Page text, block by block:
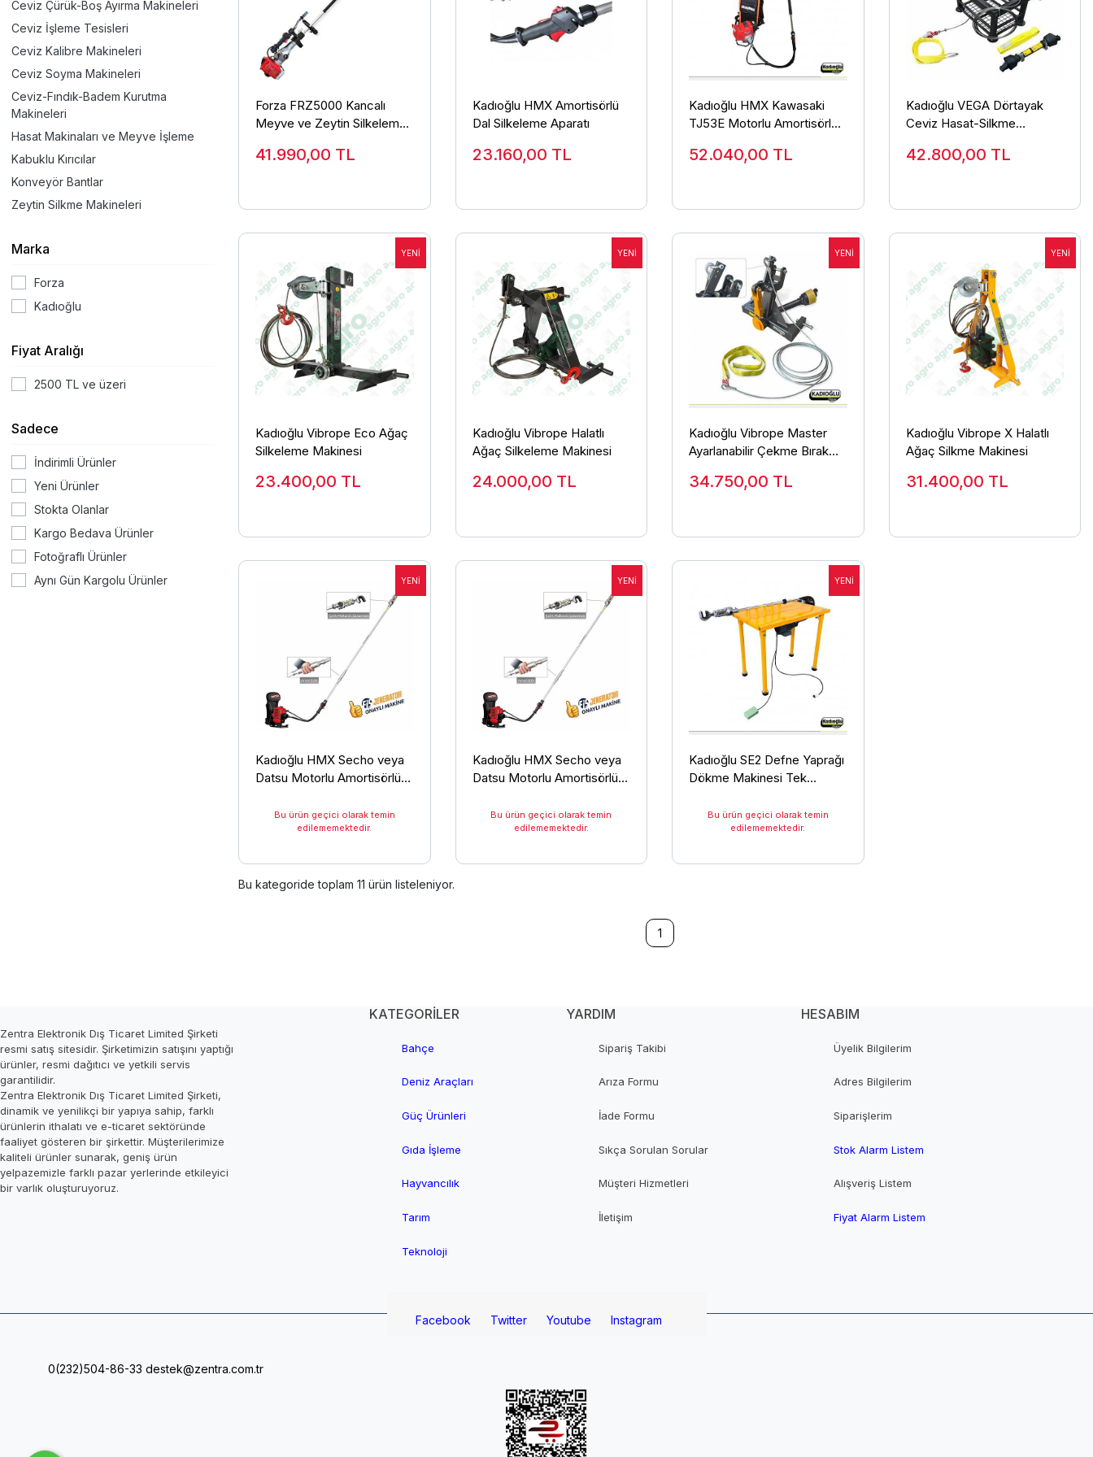
Ceviz Çürük-Boş Ayırma Makineleri
Ceviz İşleme Tesisleri
Ceviz Kalibre Makineleri
Ceviz Soyma Makineleri
Ceviz-Fındık-Badem Kurutma
Makineleri
Hasat Makinaları ve Meyve İşleme
Kabuklu Kırıcılar
Konveyör Bantlar
Zeytin Silkme Makineleri
Marka
Forza
Kadıoğlu
Fiyat Aralığı
2500 TL ve üzeri
Sadece
İndirimli Ürünler
Yeni Ürünler
Stokta Olanlar
Kargo Bedava Ürünler
Fotoğraflı Ürünler
Aynı Gün Kargolu Ürünler
Forza FRZ5000 Kancalı
Meyve ve Zeytin Silkeleme
41.990,00 TL
Kadıoğlu HMX Amortisörlü
Dal Silkeleme Aparatı
23.160,00 TL
Kadıoğlu HMX Kawasaki
TJ53E Motorlu Amortisörlü
Biçme Aparatlı)
52.040,00 TL
Kadıoğlu VEGA Dörtayak
Ceviz Hasat-Silkme
42.800,00 TL
Kadıoğlu Vibrope Eco Ağaç
Silkeleme Makinesi
23.400,00 TL
Kadıoğlu Vibrope Halatlı
Ağaç Silkeleme Makinesi
24.000,00 TL
Kadıoğlu Vibrope Master
Ayarlanabilir Çekme Bırakma
Makinesi
34.750,00 TL
Kadıoğlu Vibrope X Halatlı
Ağaç Silkme Makinesi
31.400,00 TL
Kadıoğlu HMX Secho veya
Datsu Motorlu Amortisörlü
Bu ürün geçici olarak temin
edilememektedir.
Kadıoğlu HMX Secho veya
Datsu Motorlu Amortisörlü
Biçme Aparatlı)
Bu ürün geçici olarak temin
edilememektedir.
Kadıoğlu SE2 Defne Yaprağı
Dökme Makinesi Tek
Bu ürün geçici olarak temin
edilememektedir.
Bu kategoride toplam 11 ürün listeleniyor.
1
Zentra Elektronik Dış Ticaret Limited Şirketi
resmi satış sitesidir. Şirketimizin satışını yaptığı
ürünler, resmi dağıtıcı ve yetkili servis
garantilidir.
Zentra Elektronik Dış Ticaret Limited Şirketi,
dinamik ve yenilikçi bir yapıya sahip, farklı
ürünlerin ithalatı ve e-ticaret sektöründe
faaliyet gösteren bir şirkettir. Müşterilerimize
kaliteli ürünler sunarak, geniş ürün
yelpazemizle farklı pazar yerlerinde etkileyici
bir varlık oluşturuyoruz.
KATEGORİLER
Bahçe
Deniz Araçları
Güç Ürünleri
Gıda İşleme
Hayvancılık
Tarım
Teknoloji
YARDIM
Sipariş Takibi
Arıza Formu
İade Formu
Sıkça Sorulan Sorular
Müşteri Hizmetleri
İletişim
HESABIM
Üyelik Bilgilerim
Adres Bilgilerim
Siparişlerim
Stok Alarm Listem
Alışveriş Listem
Fiyat Alarm Listem
Facebook Twitter Youtube Instagram
0(232)504-86-33 destek@zentra.com.tr